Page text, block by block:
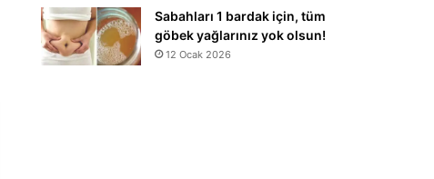
Sabahları 1 bardak için, tüm
göbek yağlarınız yok olsun!
12 Ocak 2026